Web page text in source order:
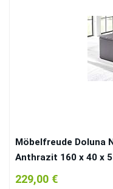
Möbelfreude Doluna
Anthrazit 160 x 40 x
Aufbewahrungsbox
229,00 €